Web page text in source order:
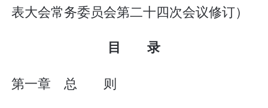
表大会常务委员会第二十四次会议修订）
目 录
第一章 总 则